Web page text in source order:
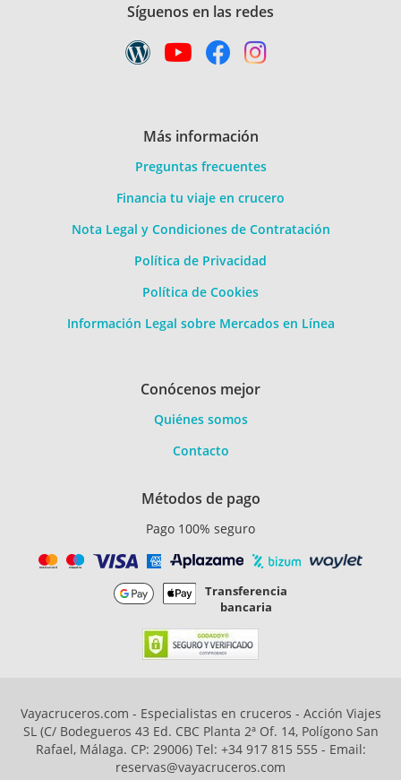
Síguenos en las redes
Más información
Preguntas frecuentes
Financia tu viaje en crucero
Nota Legal y Condiciones de Contratación
Política de Privacidad
Política de Cookies
Información Legal sobre Mercados en Línea
Conócenos mejor
Quiénes somos
Contacto
Métodos de pago
Pago 100% seguro
Transferencia
bancaria
Vayacruceros.com - Especialistas en cruceros - Acción Viajes
SL (C/ Bodegueros 43 Ed. CBC Planta 2ª Of. 14, Polígono San
Rafael, Málaga. CP: 29006) Tel: +34 917 815 555 - Email:
reservas@vayacruceros.com